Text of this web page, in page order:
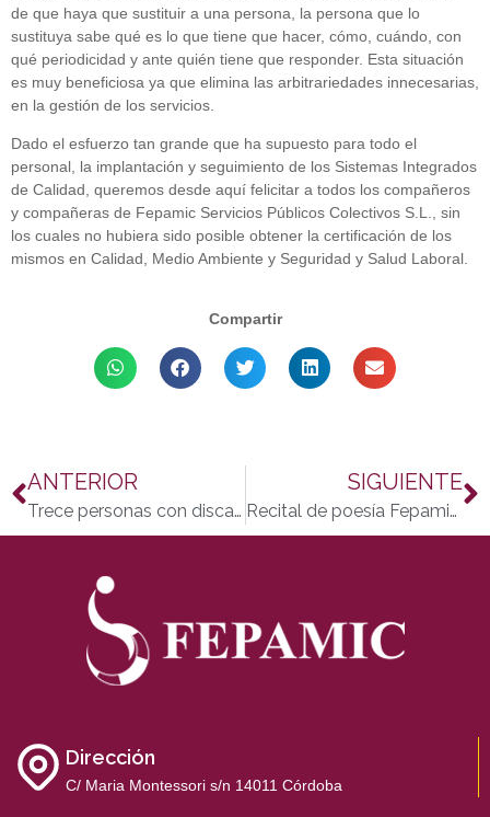
de que haya que sustituir a una persona, la persona que lo
sustituya sabe qué es lo que tiene que hacer, cómo, cuándo, con
qué periodicidad y ante quién tiene que responder. Esta situación
es muy beneficiosa ya que elimina las arbitrariedades innecesarias,
en la gestión de los servicios.
Dado el esfuerzo tan grande que ha supuesto para todo el
personal, la implantación y seguimiento de los Sistemas Integrados
de Calidad, queremos desde aquí felicitar a todos los compañeros
y compañeras de Fepamic Servicios Públicos Colectivos S.L., sin
los cuales no hubiera sido posible obtener la certificación de los
mismos en Calidad, Medio Ambiente y Seguridad y Salud Laboral.
Compartir
ANTERIOR
Trece personas con discapacidad insertadas por CANF COCEMFE Andalucía y Fepamic
SIGUIENTE
Recital de poesía Fepamic 2012 por San Valentín
Dirección
C/ Maria Montessori s/n 14011 Córdoba